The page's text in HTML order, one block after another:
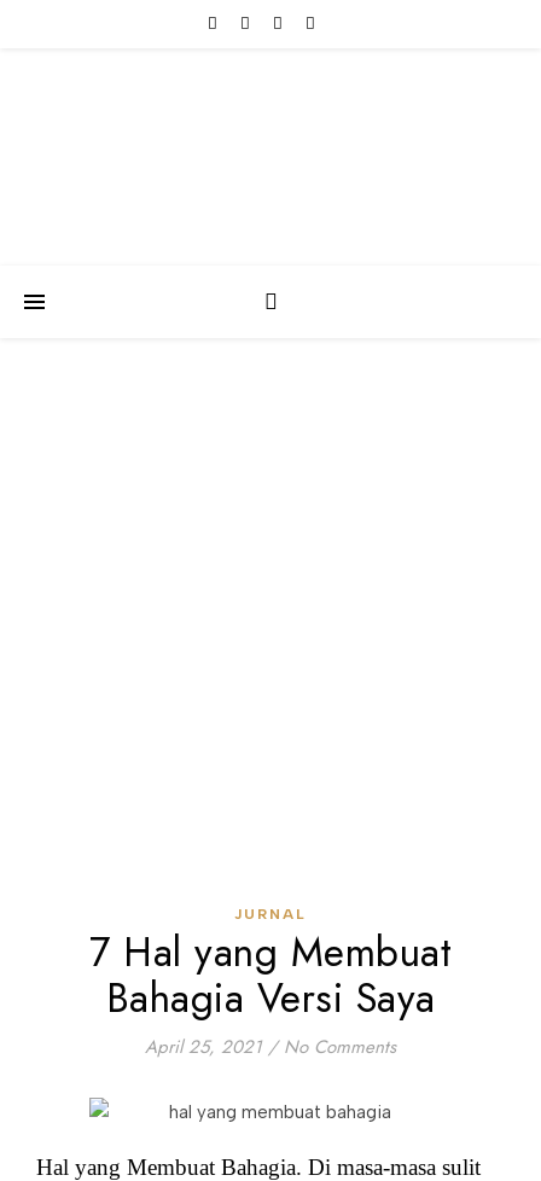
JURNAL
7 Hal yang Membuat
Bahagia Versi Saya
April 25, 2021 / No Comments
Hal yang Membuat Bahagia. Di masa-masa sulit